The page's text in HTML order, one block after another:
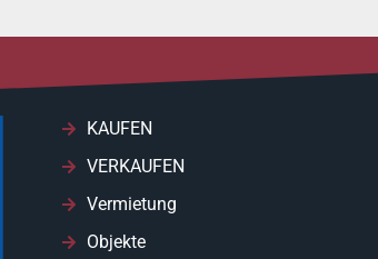
KAUFEN
VERKAUFEN
Vermietung
Objekte